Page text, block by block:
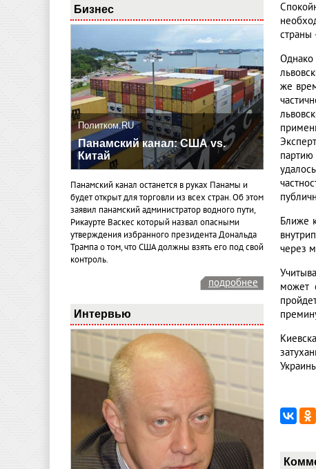
Бизнес
Политком.RU
Панамский канал: США vs.
Китай
Панамский канал останется в руках Панамы и
будет открыт для торговли из всех стран. Об этом
заявил панамский администратор водного пути,
Рикаурте Васкес который назвал опасными
утверждения избранного президента Дональда
Трампа о том, что США должны взять его под свой
контроль.
подробнее
Интервью
страны
Однако
же
Ближе
через
может